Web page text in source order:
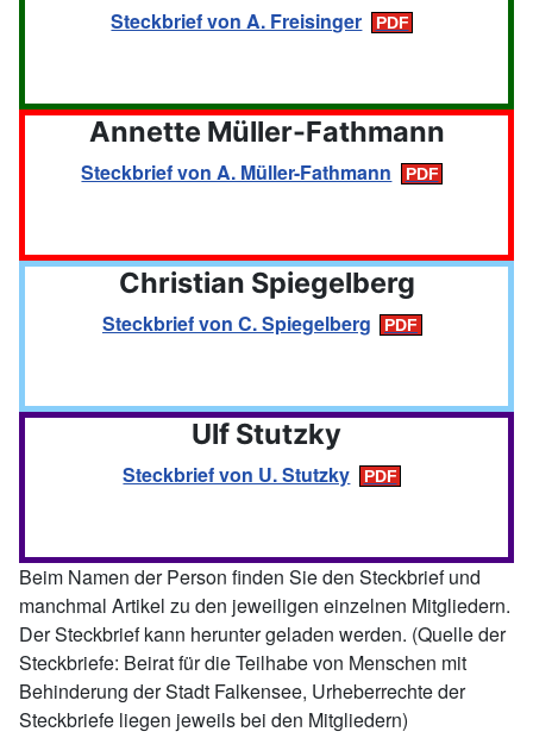
Steckbrief von A. Freisinger
Annette Müller-Fathmann
Steckbrief von A. Müller-Fathmann
Christian Spiegelberg
Steckbrief von C. Spiegelberg
Ulf Stutzky
Steckbrief von U. Stutzky
Beim Namen der Person finden Sie den Steckbrief und
manchmal Artikel zu den jeweiligen einzelnen Mitgliedern.
Der Steckbrief kann herunter geladen werden. (Quelle der
Steckbriefe: Beirat für die Teilhabe von Menschen mit
Behinderung der Stadt Falkensee, Urheberrechte der
Steckbriefe liegen jeweils bei den Mitgliedern)